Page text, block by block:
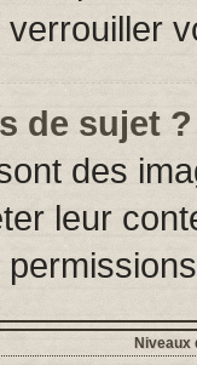
de sujet ?
des
leur
Niveaux